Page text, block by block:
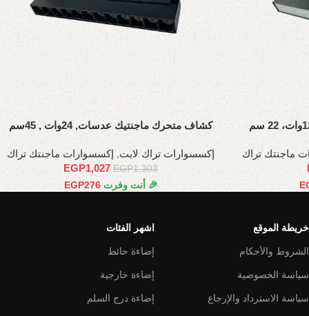
ماجنتك تراك
كشاف متحرك ماجنتيك عدسات, 24وات , 45سم
إكسسوارات تراك لايت, إكسسوارات ماجنتك تراك
EGP1,303
EGP1,027
🎉 أنت وفرت EGP276
خريطة الموقع
الشروط والأحكام
سياسة الخصوصية
سياسة الاسترداد والإرجاع
اشهر الفئات
إضاءة حائط
إضاءة خارجية
إضاءة درج السلم